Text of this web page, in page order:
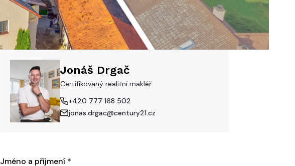
Jonáš Drgač
Certifikovaný realitní makléř
+420 777 168 502
jonas.drgac@century21.cz
Jméno a příjmení *